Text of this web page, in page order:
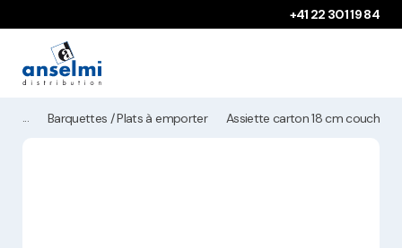
+41 22 301 19 84
Barquettes / Plats à emporter Assiette carton 18 cm couche PE